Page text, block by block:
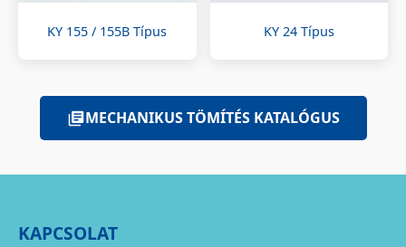
KY 155 / 155B Típus KY 24 Típus
MECHANIKUS TÖMÍTÉS KATALÓGUS
KAPCSOLAT